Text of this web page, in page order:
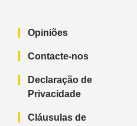
Opiniões
Contacte-nos
Declaração de
Privacidade
Cláusulas de